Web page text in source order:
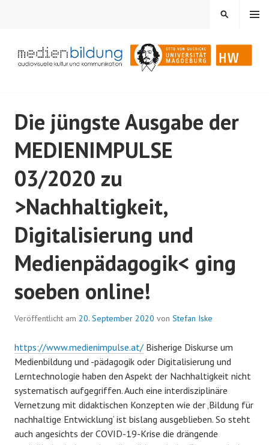
Audiovisuelle Kultur und Kommunikation
MENÜ
SUCHEN
Die jüngste Ausgabe der
MEDIENIMPULSE
03/2020 zu
>Nachhaltigkeit,
Digitalisierung und
Medienpädagogik< ging
soeben online!
Veröffentlicht am 20. September 2020 von Stefan Iske
https://www.medienimpulse.at/ Bisherige Diskurse um
Medienbildung und -pädagogik oder Digitalisierung und
Lerntechnologie haben den Aspekt der Nachhaltigkeit nicht
systematisch aufgegriffen. Auch eine interdisziplinäre
Vernetzung mit didaktischen Konzepten wie der ‚Bildung für
nachhaltige Entwicklung‘ ist bislang ausgeblieben. So steht
auch angesichts der COVID-19-Krise die drängende